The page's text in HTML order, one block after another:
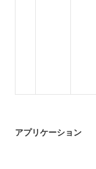
アプリケーション